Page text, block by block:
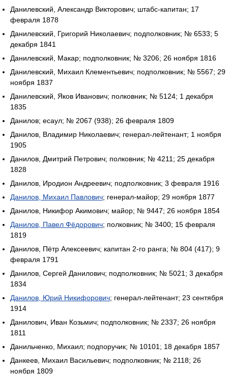
Данилевский, Александр Викторович; штабс-капитан; 17
февраля 1878
Данилевский, Григорий Николаевич; подполковник; № 6533; 5
декабря 1841
Данилевский, Макар; подполковник; № 3206; 26 ноября 1816
Данилевский, Михаил Клементьевич; подполковник; № 5567; 29
ноября 1837
Данилевский, Яков Иванович; полковник; № 5124; 1 декабря
1835
Данилов; есаул; № 2067 (938); 26 февраля 1809
Данилов, Владимир Николаевич; генерал-лейтенант; 1 ноября
1905
Данилов, Дмитрий Петрович; полковник; № 4211; 25 декабря
1828
Данилов, Иродион Андреевич; подполковник; 3 февраля 1916
Данилов, Михаил Павлович; генерал-майор; 29 ноября 1877
Данилов, Никифор Акимович; майор; № 9447; 26 ноября 1854
Данилов, Павел Фёдорович; полковник; № 3400; 15 февраля
1819
Данилов, Пётр Алексеевич; капитан 2-го ранга; № 804 (417); 9
февраля 1791
Данилов, Сергей Данилович; подполковник; № 5021; 3 декабря
1834
Данилов, Юрий Никифорович; генерал-лейтенант; 23 сентября
1914
Данилович, Иван Козьмич; подполковник; № 2337; 26 ноября
1811
Данильченко, Михаил; подпоручик; № 10101; 18 декабря 1857
Данкеев, Михаил Васильевич; подполковник; № 2118; 26
ноября 1809